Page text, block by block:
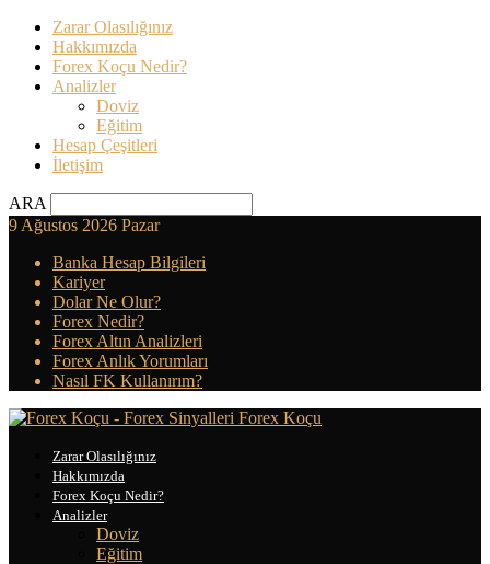
Zarar Olasılığınız
Hakkımızda
Forex Koçu Nedir?
Analizler
Doviz
Eğitim
Hesap Çeşitleri
İletişim
ARA
9 Ağustos 2026 Pazar
Banka Hesap Bilgileri
Kariyer
Dolar Ne Olur?
Forex Nedir?
Forex Altın Analizleri
Forex Anlık Yorumları
Nasıl FK Kullanırım?
Forex Koçu
Zarar Olasılığınız
Hakkımızda
Forex Koçu Nedir?
Analizler
Doviz
Eğitim